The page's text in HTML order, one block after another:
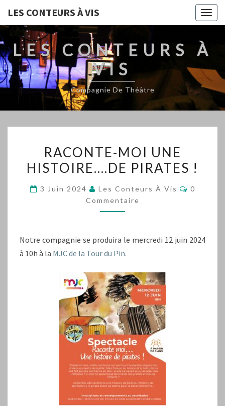
LES CONTEURS À VIS
LES CONTEURS À
VIS
Compagnie De Théâtre
MOI
UNE
!
RACONTE-MOI UNE
HISTOIRE….DE PIRATES !
3 Juin 2024 Les Conteurs À Vis
0
Commentaire
Notre compagnie se produira le mercredi 12 juin 2024
à 10h à la MJC de la Tour du Pin.